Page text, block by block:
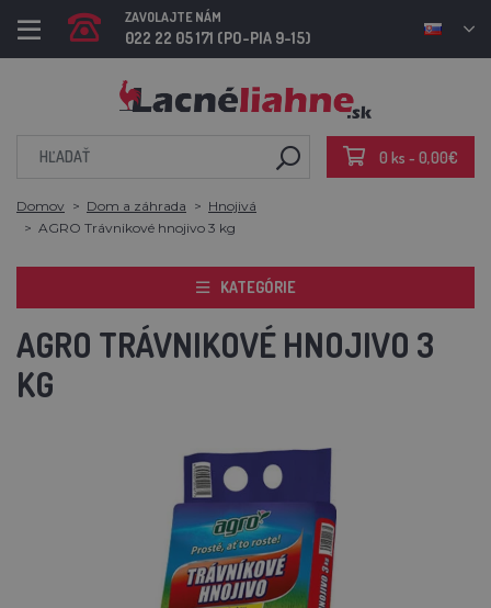
ZAVOLAJTE NÁM
022 22 05 171 (PO-PIA 9-15)
0 ks - 0,00€
Domov Dom a záhrada
Hnojivá
AGRO Trávnikové hnojivo 3 kg
KATEGÓRIE
AGRO TRÁVNIKOVÉ HNOJIVO 3
KG